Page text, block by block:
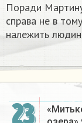
Поради
справа не в
належить
23